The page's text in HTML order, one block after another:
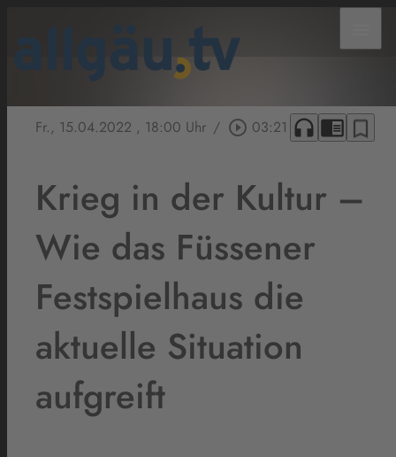
Fr., 15.04.2022 , 18:00 Uhr / play_circle_outline 03:21 headphones chrome_reader_mode bookmark_border
Krieg in der Kultur –
Wie das Füssener
Festspielhaus die
aktuelle Situation
aufgreift